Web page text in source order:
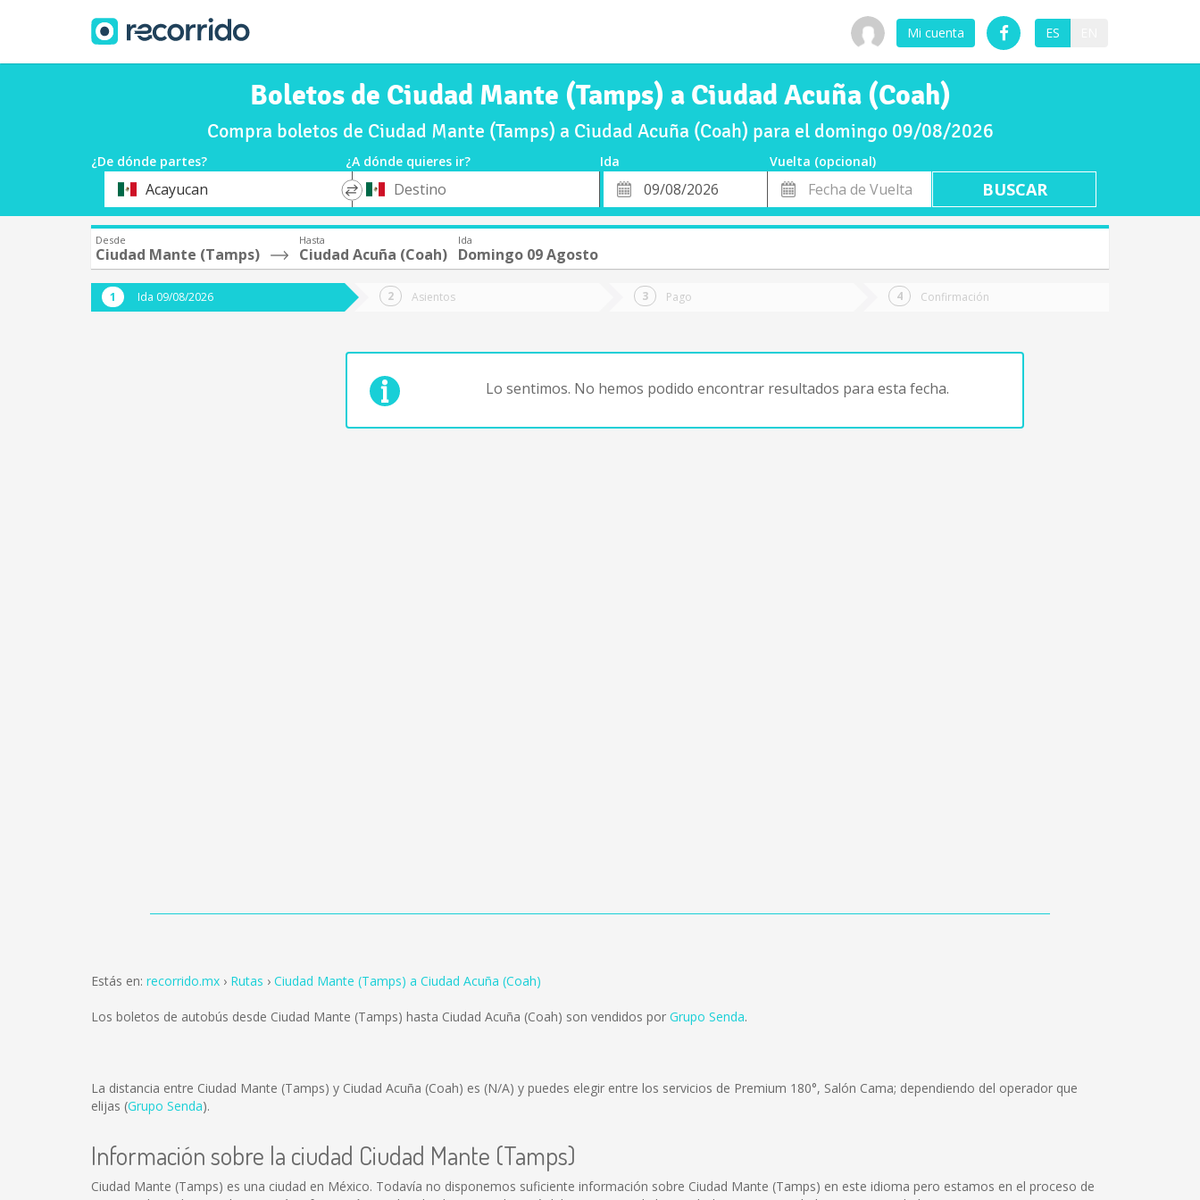
Mi cuenta ES
Boletos de Ciudad Mante (Tamps) a Ciudad Acuña (Coah)
Compra boletos de Ciudad Mante (Tamps) a Ciudad Acuña (Coah) para el domingo 09/08/2026
¿De dónde partes? ¿A dónde quieres ir? Ida
Vuelta (opcional)
OrigenAcayucan
*
Destino
Fecha
de
Fecha
de
Vuelta
Desde
Ciudad Mante (Tamps)
Hasta
Ciudad Acuña (Coah)
Ida
Domingo 09 Agosto
Ida 09/08/2026 Asientos Pago Confirmación
Lo sentimos. No hemos podido encontrar resultados para esta fecha.
Estás en: recorrido.mx Rutas Ciudad Mante (Tamps) a Ciudad Acuña (Coah)
Los boletos de autobús desde Ciudad Mante (Tamps) hasta Ciudad Acuña (Coah) son vendidos por Grupo Senda.
La distancia entre Ciudad Mante (Tamps) y Ciudad Acuña (Coah) es (N/A) y puedes elegir entre los servicios de Premium 180°, Salón Cama; dependiendo del operador que
elijas (Grupo Senda).
Información sobre la ciudad Ciudad Mante (Tamps)
Ciudad Mante (Tamps) es una ciudad en México. Todavía no disponemos suficiente información sobre Ciudad Mante (Tamps) en este idioma pero estamos en el proceso de